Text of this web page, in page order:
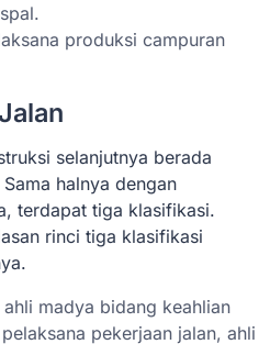
produksi campuran
selanjutnya berada
halnya dengan
terdapat tiga klasifikasi.
rinci tiga klasifikasi
madya bidang keahlian
pekerjaan jalan, ahli